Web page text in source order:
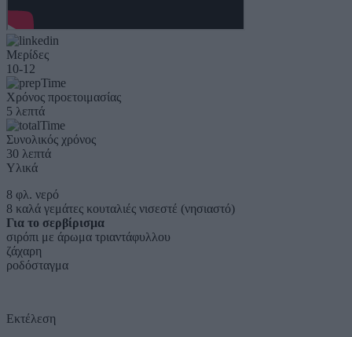
Μερίδες
10-12
Χρόνος προετοιμασίας
5 λεπτά
Συνολικός χρόνος
30 λεπτά
Υλικά
8 φλ. νερό
8 καλά γεμάτες κουταλιές νισεστέ (νησιαστό)
Για το σερβίρισμα
σιρόπι με άρωμα τριαντάφυλλου
ζάχαρη
ροδόσταγμα
Εκτέλεση